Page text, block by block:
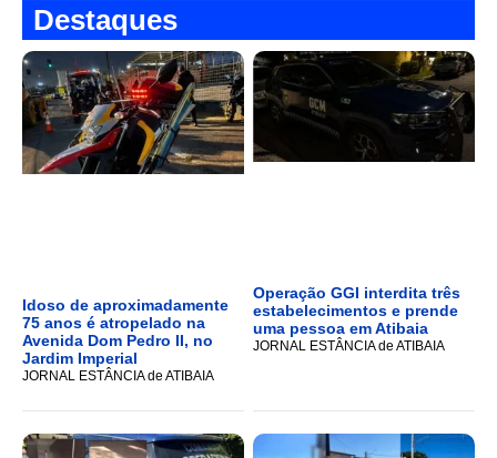
Destaques
Idoso de aproximadamente
75 anos é atropelado na
Avenida Dom Pedro II, no
Jardim Imperial
JORNAL ESTÂNCIA de ATIBAIA
Operação GGI interdita três
estabelecimentos e prende
uma pessoa em Atibaia
JORNAL ESTÂNCIA de ATIBAIA